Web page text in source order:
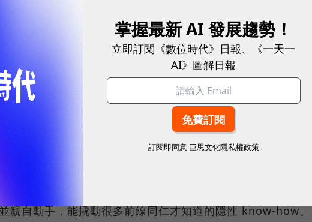
因為買了 Copilot、Claude、ChatGPT、Gemini 卻不用
不知道 AI 可以幫自己做什麼。
做不到的事
要有外部視角，因為完全內生會被既有認知限制。但每家
如電商若只是要自動化，該做的做完就不需要專職 AI長；
事：過去因人力成本太高而放棄的生意、PM 過去寫不出程
造新的收入來源。另一個實用觀察是，大公司做 AI 降本增
顯。對於一個做過總經理的人回頭寫程式，他以 DCard
親自動手，能撬動很多前線同仁才知道的隱性 know-how。
掌握最新 AI 發展趨勢！
立即訂閱《數位時代》日報、《一天一
AI》圖解日報
訂閱即同意 巨思文化隱私權政策